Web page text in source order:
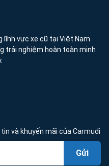
lĩnh vực xe cũ tại Việt Nam.
trải nghiệm hoàn toàn minh
và khuyến mãi của Carmudi
Gửi